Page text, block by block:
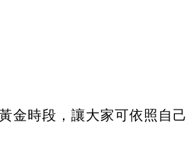
金時段，讓大家可依照自己